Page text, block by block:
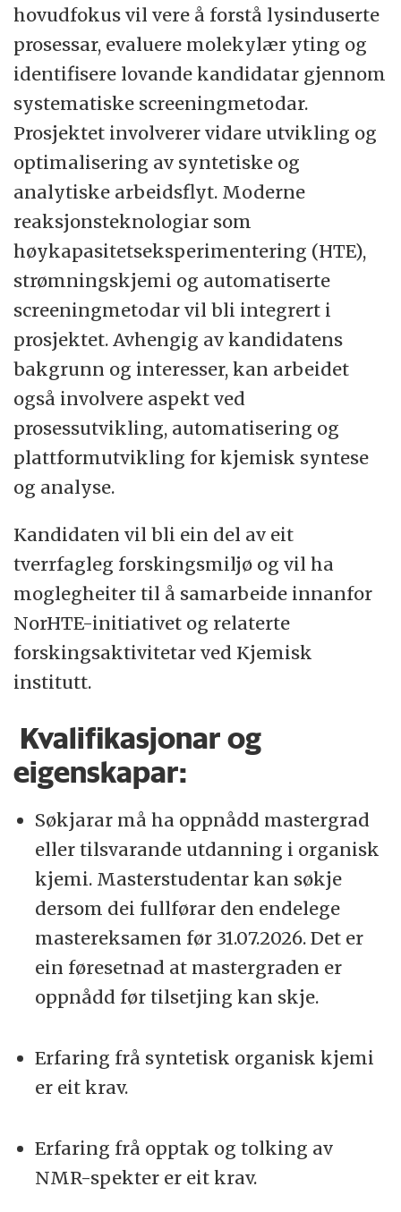
hovudfokus vil vere å forstå lysinduserte
prosessar, evaluere molekylær yting og
identifisere lovande kandidatar gjennom
systematiske screeningmetodar.
Prosjektet involverer vidare utvikling og
optimalisering av syntetiske og
analytiske arbeidsflyt. Moderne
reaksjonsteknologiar som
høykapasitetseksperimentering (HTE),
strømningskjemi og automatiserte
screeningmetodar vil bli integrert i
prosjektet. Avhengig av kandidatens
bakgrunn og interesser, kan arbeidet
også involvere aspekt ved
prosessutvikling, automatisering og
plattformutvikling for kjemisk syntese
og analyse.
Kandidaten vil bli ein del av eit
tverrfagleg forskingsmiljø og vil ha
moglegheiter til å samarbeide innanfor
NorHTE-initiativet og relaterte
forskingsaktivitetar ved Kjemisk
institutt.
Kvalifikasjonar og
eigenskapar:
Søkjarar må ha oppnådd mastergrad
eller tilsvarande utdanning i organisk
kjemi. Masterstudentar kan søkje
dersom dei fullførar den endelege
mastereksamen før 31.07.2026. Det er
ein føresetnad at mastergraden er
oppnådd før tilsetjing kan skje.
Erfaring frå syntetisk organisk kjemi
er eit krav.
Erfaring frå opptak og tolking av
NMR-spekter er eit krav.